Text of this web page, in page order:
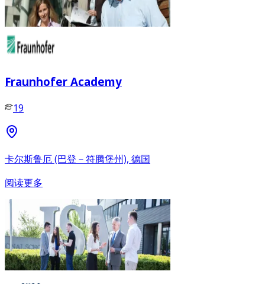
Fraunhofer Academy
19
卡尔斯鲁厄 (巴登－符腾堡州), 德国
阅读更多